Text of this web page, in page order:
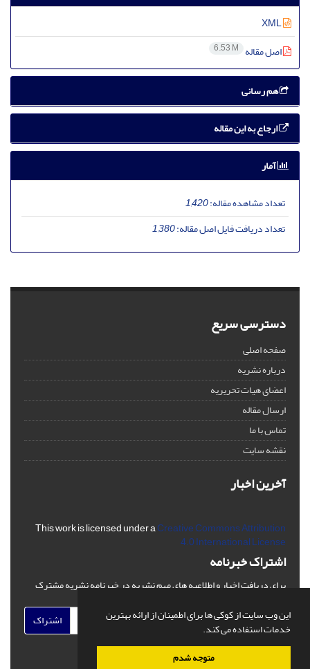
این وب سایت از کوکی ها برای اطمینان از ارائه بهترین
خدمات استفاده می کند.
متوجه شدم
اصل مقاله 6.53 M
هم رسانی
ارجاع به این مقاله
آمار
تعداد مشاهده مقاله:1,420
تعداد دریافت فایل اصل مقاله:1,380
دسترسی سریع
صفحه اصلی
درباره نشریه
اعضای هیات تحریریه
ارسال مقاله
تماس با ما
نقشه سایت
آخرین اخبار
This work is licensed under aCreative Commons Attribution
4.0 International License
اشتراک خبرنامه
برای دریافت اخبار و اطلاعیه های مهم نشریه در خبرنامه نشریه مشترک
اشتراک